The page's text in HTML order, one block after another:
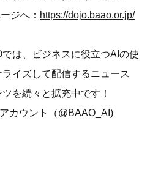
ジへ： https://dojo.baao.or.jp/
は、ビジネスに役立つAIの使
イズして配信するニュース
を続々と拡充中です！
カウント（@BAAO_AI)